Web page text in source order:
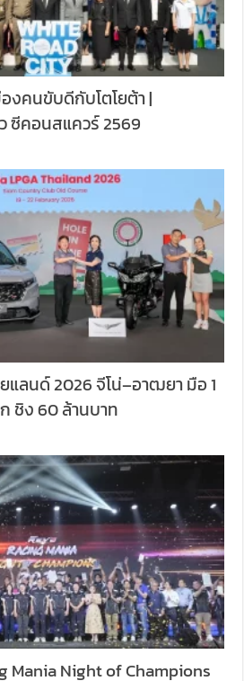
งคนขับดีกับโตโยต้า |
ซีคอนสแควร์ 2569
แลนด์ 2026 จีโน่–อาฒยา มือ 1
ชิง 60 ล้านบาท
Mania Night of Champions